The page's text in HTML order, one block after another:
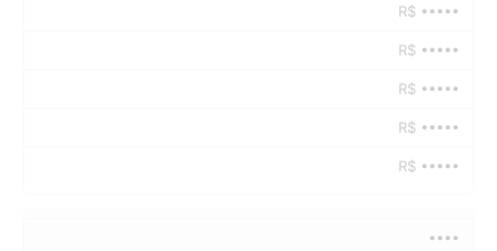
R$ •••••
R$ •••••
R$ •••••
R$ •••••
R$ •••••
••••